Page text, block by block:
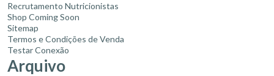
Recrutamento Nutricionistas
Shop Coming Soon
Sitemap
Termos e Condições de Venda
Testar Conexão
Arquivo